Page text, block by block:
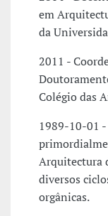
em
da
2011 -
Colégio das
1989-10-01
Arquitectura
diversos
orgânicas.